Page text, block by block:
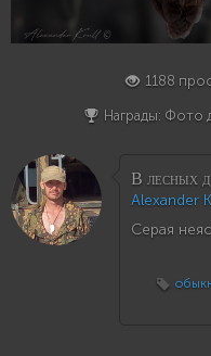
29
1188
Награды: Фото
В лесных
Alexander
Серая